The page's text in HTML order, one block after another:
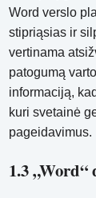
Word verslo
stipriąsias ir
vertinama
patogumą
informaciją,
kuri svetainė
pageidavimus.
1.3